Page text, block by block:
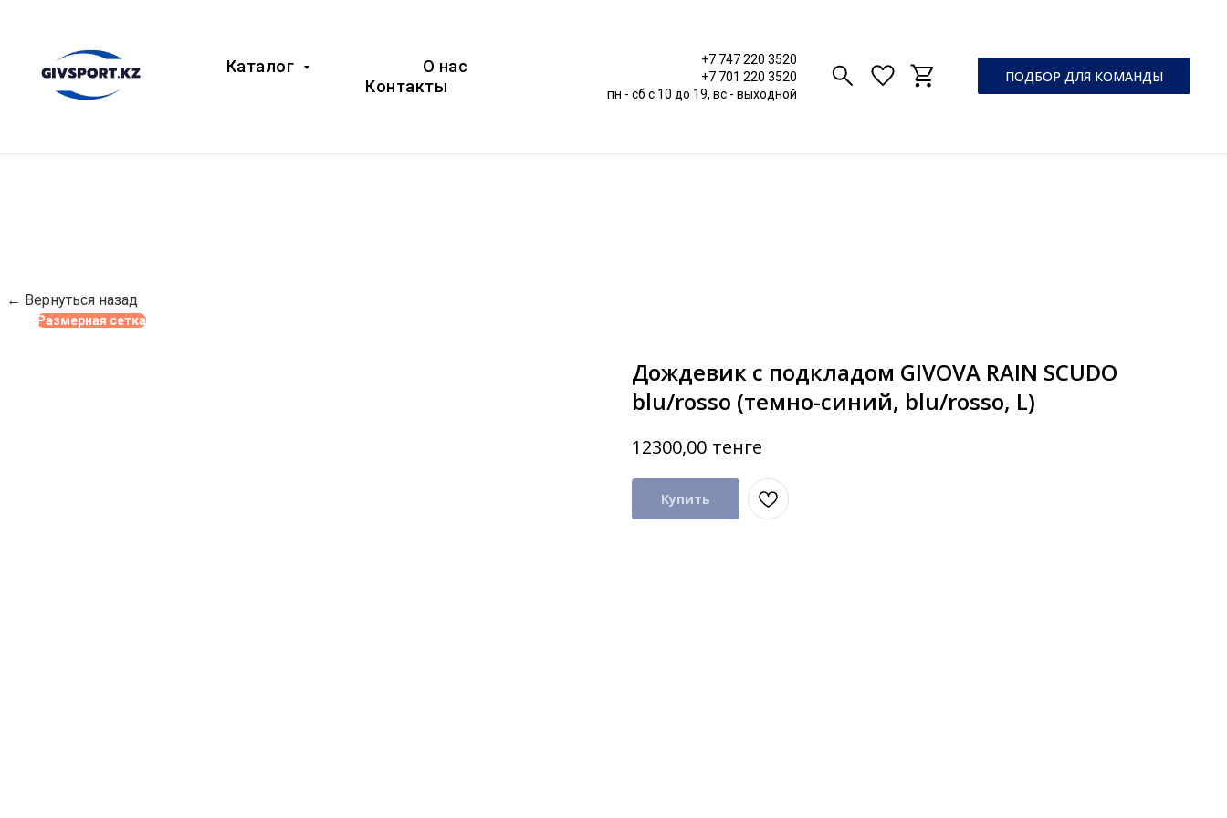
Каталог
О нас
Контакты
+7 747 220 3520
+7 701 220 3520
пн - сб c 10 до 19, вс - выходной
ПОДБОР ДЛЯ КОМАНДЫ
← Вернуться назад
Размерная сетка
Дождевик с подкладом GIVOVA RAIN SCUDO
blu/rosso (темно-синий, blu/rosso, L)
12300,00 тенге
Купить